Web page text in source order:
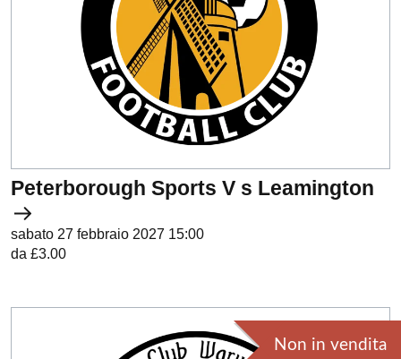
Peterborough Sports V s Leamington
sabato 27 febbraio 2027 15:00
da £3.00
Non in vendita